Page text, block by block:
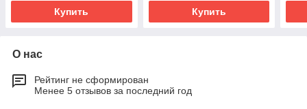
Купить Купить
О нас
Рейтинг не сформирован
Менее 5 отзывов за последний год